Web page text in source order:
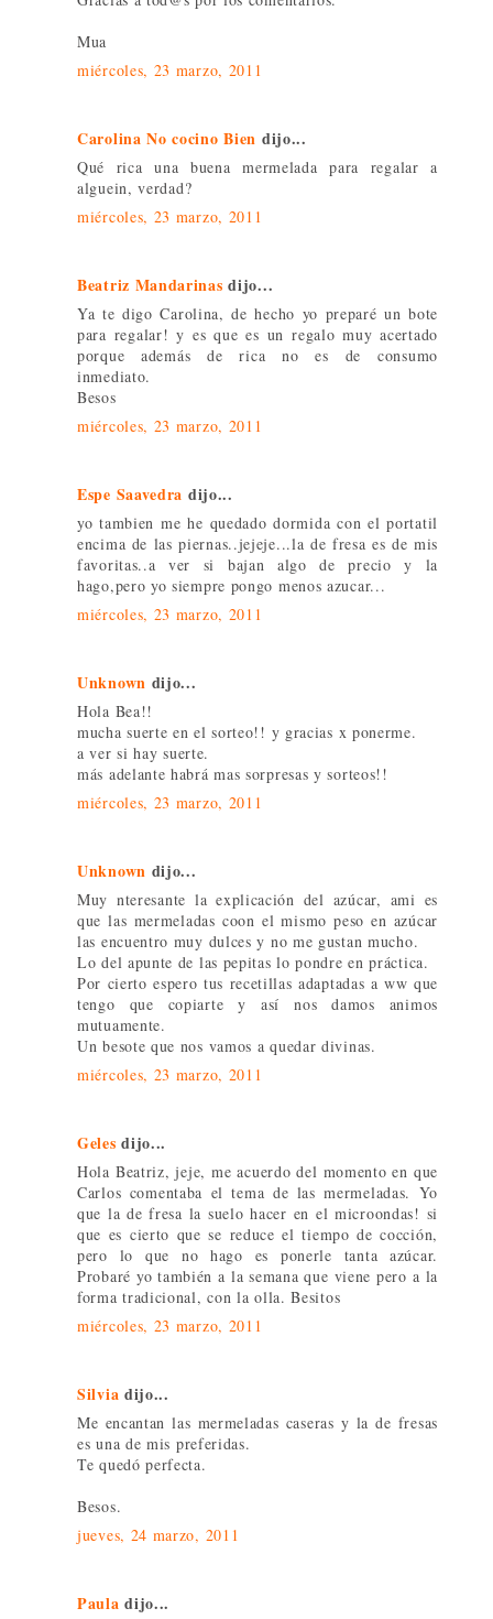
Mua
miércoles, 23 marzo, 2011
Carolina No cocino Bien dijo...
Qué rica una buena mermelada para regalar a
alguein, verdad?
miércoles, 23 marzo, 2011
Beatriz Mandarinas dijo...
Ya te digo Carolina, de hecho yo preparé un bote
para regalar! y es que es un regalo muy acertado
porque además de rica no es de consumo
inmediato.
Besos
miércoles, 23 marzo, 2011
Espe Saavedra dijo...
yo tambien me he quedado dormida con el portatil
encima de las piernas..jejeje...la de fresa es de mis
favoritas..a ver si bajan algo de precio y la
hago,pero yo siempre pongo menos azucar...
miércoles, 23 marzo, 2011
Unknown dijo...
Hola Bea!!
mucha suerte en el sorteo!! y gracias x ponerme.
a ver si hay suerte.
más adelante habrá mas sorpresas y sorteos!!
miércoles, 23 marzo, 2011
Unknown dijo...
Muy nteresante la explicación del azúcar, ami es
que las mermeladas coon el mismo peso en azúcar
las encuentro muy dulces y no me gustan mucho.
Lo del apunte de las pepitas lo pondre en práctica.
Por cierto espero tus recetillas adaptadas a ww que
tengo que copiarte y así nos damos animos
mutuamente.
Un besote que nos vamos a quedar divinas.
miércoles, 23 marzo, 2011
Geles dijo...
Hola Beatriz, jeje, me acuerdo del momento en que
Carlos comentaba el tema de las mermeladas. Yo
que la de fresa la suelo hacer en el microondas! si
que es cierto que se reduce el tiempo de cocción,
pero lo que no hago es ponerle tanta azúcar.
Probaré yo también a la semana que viene pero a la
forma tradicional, con la olla. Besitos
miércoles, 23 marzo, 2011
Silvia dijo...
Me encantan las mermeladas caseras y la de fresas
es una de mis preferidas.
Te quedó perfecta.
Besos.
jueves, 24 marzo, 2011
Paula dijo...